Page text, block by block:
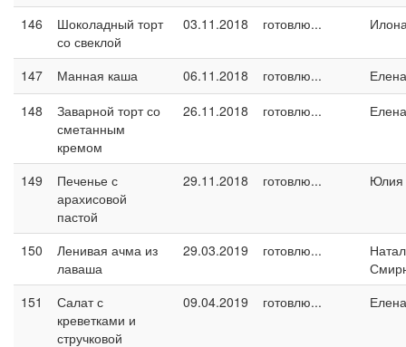
146
Шоколадный торт
со свеклой
03.11.2018 готовлю...
147 Манная каша 06.11.2018 готовлю...
148
Заварной торт со
сметанным
кремом
26.11.2018 готовлю...
149
Печенье с
арахисовой
пастой
29.11.2018 готовлю... Юлия
150
Ленивая ачма из
лаваша
29.03.2019 готовлю...
151
Салат с
креветками и
стручковой
09.04.2019 готовлю...